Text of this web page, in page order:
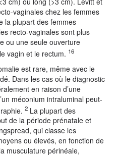
vaginales chez les femmes
la plupart des femmes
recto-vaginales sont plus
ou une seule ouverture
vagin et le rectum. 16
est rare, même avec le
Dans les cas où le diagnostic
en raison d’une
méconium intraluminal peut-
2 La plupart des
de la période prénatale et
qui classe les
ou élevés, en fonction de
musculature périnéale,